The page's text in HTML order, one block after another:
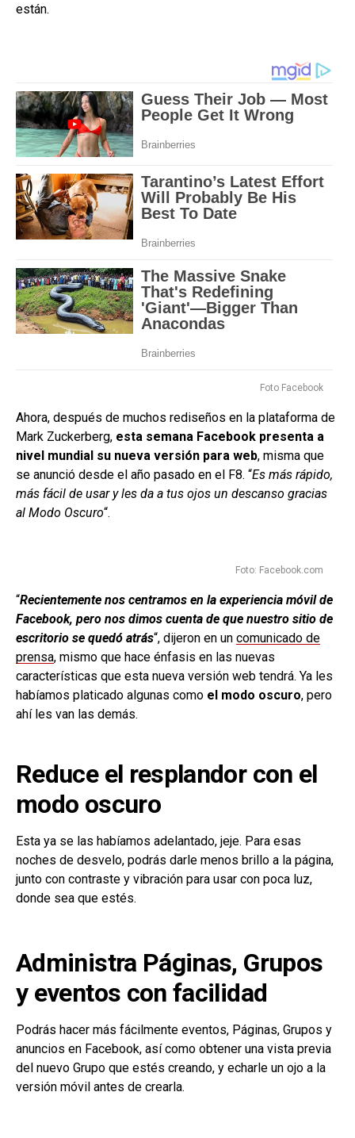
están.
Foto Facebook
Ahora, después de muchos rediseños en la plataforma de
Mark Zuckerberg, esta semana Facebook presenta a
nivel mundial su nueva versión para web, misma que
se anunció desde el año pasado en el F8. “Es más rápido,
más fácil de usar y les da a tus ojos un descanso gracias
al Modo Oscuro“.
Foto: Facebook.com
“Recientemente nos centramos en la experiencia móvil de
Facebook, pero nos dimos cuenta de que nuestro sitio de
escritorio se quedó atrás“, dijeron en un comunicado de
prensa, mismo que hace énfasis en las nuevas
características que esta nueva versión web tendrá. Ya les
habíamos platicado algunas como el modo oscuro, pero
ahí les van las demás.
Reduce el resplandor con el
modo oscuro
Esta ya se las habíamos adelantado, jeje. Para esas
noches de desvelo, podrás darle menos brillo a la página,
junto con contraste y vibración para usar con poca luz,
donde sea que estés.
Administra Páginas, Grupos
y eventos con facilidad
Podrás hacer más fácilmente eventos, Páginas, Grupos y
anuncios en Facebook, así como obtener una vista previa
del nuevo Grupo que estés creando, y echarle un ojo a la
versión móvil antes de crearla.